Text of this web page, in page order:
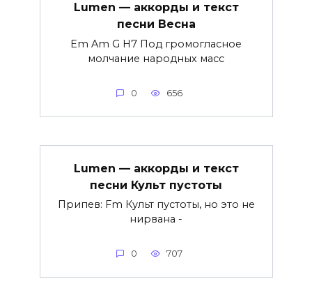
Lumen — аккорды и текст
песни Весна
Em Am G H7 Под громогласное
молчание народных масс
0 656
Lumen — аккорды и текст
песни Культ пустоты
Припев: Fm Культ пустоты, но это не
нирвана -
0 707